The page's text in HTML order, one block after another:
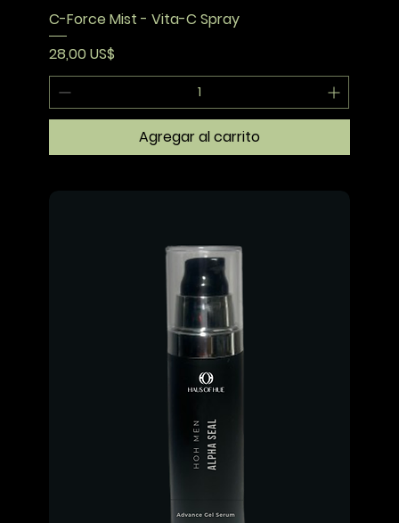
C-Force Mist - Vita-C Spray
Precio
28,00 US$
Agregar al carrito